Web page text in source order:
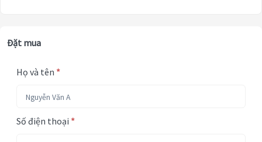
Đặt mua
Họ và tên *
Số điện thoại *